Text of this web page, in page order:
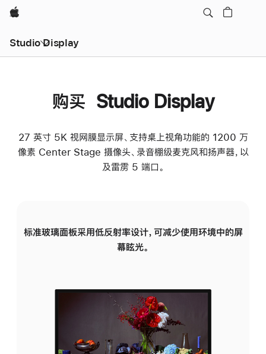
Apple
Studio Display
购买 Studio Display
27 英寸 5K 视网膜显示屏、支持桌上视角功能的 1200 万
像素 Center Stage 摄像头、录音棚级麦克风和扬声器，以
及雷雳 5 端口。
标准玻璃面板采用低反射率设计，可减少使用环境中的屏
幕眩光。